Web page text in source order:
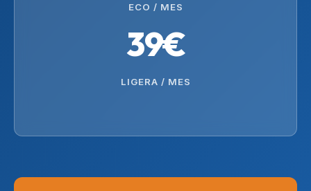
ECO / MES
39€
LIGERA / MES